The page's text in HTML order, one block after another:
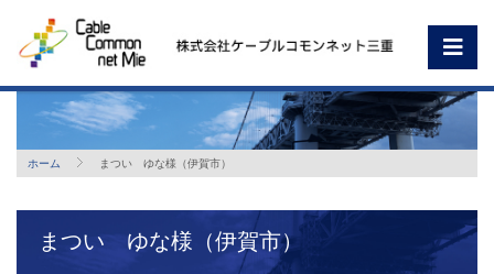
ホーム まつい ゆな様（伊賀市）
まつい ゆな様（伊賀市）